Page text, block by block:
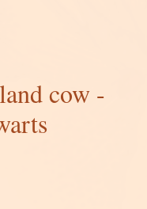
cow -